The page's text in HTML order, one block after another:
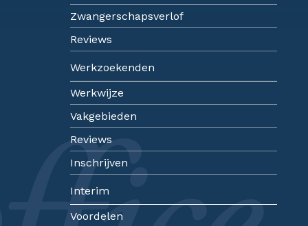
Zwangerschapsverlof
Reviews
Werkzoekenden
Werkwijze
Vakgebieden
Reviews
Inschrijven
Interim
Voordelen